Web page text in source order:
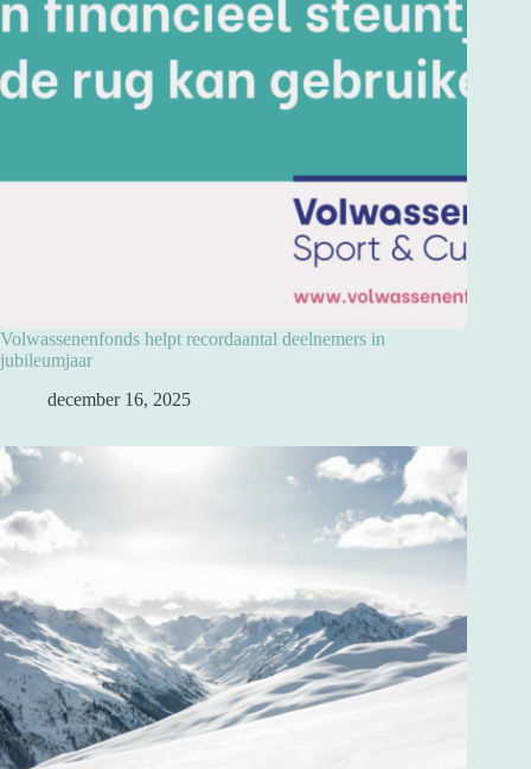
Volwassenenfonds helpt recordaantal deelnemers in
jubileumjaar
december 16, 2025